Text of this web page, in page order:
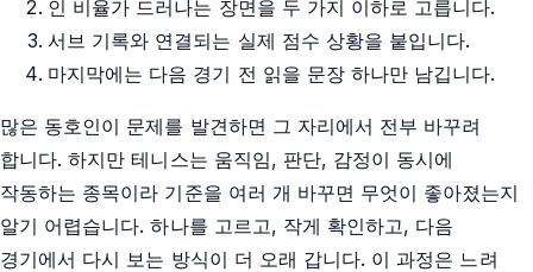
인 비율가 드러나는 장면을 두 가지 이하로 고릅니다.
서브 기록와 연결되는 실제 점수 상황을 붙입니다.
마지막에는 다음 경기 전 읽을 문장 하나만 남깁니다.
많은 동호인이 문제를 발견하면 그 자리에서 전부 바꾸려
합니다. 하지만 테니스는 움직임, 판단, 감정이 동시에
작동하는 종목이라 기준을 여러 개 바꾸면 무엇이 좋아졌는지
알기 어렵습니다. 하나를 고르고, 작게 확인하고, 다음
경기에서 다시 보는 방식이 더 오래 갑니다. 이 과정은 느려